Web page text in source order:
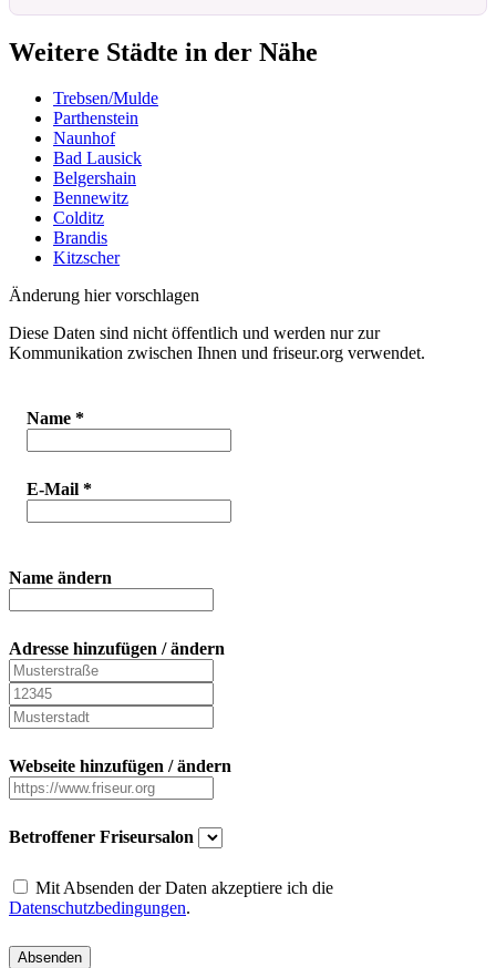
Weitere Städte in der Nähe
Trebsen/Mulde
Parthenstein
Naunhof
Bad Lausick
Belgershain
Bennewitz
Colditz
Brandis
Kitzscher
Änderung hier vorschlagen
Diese Daten sind nicht öffentlich und werden nur zur
Kommunikation zwischen Ihnen und friseur.org verwendet.
Name *
E-Mail *
Name ändern
Adresse hinzufügen / ändern
Webseite hinzufügen / ändern
Betroffener Friseursalon
Mit Absenden der Daten akzeptiere ich die
Datenschutzbedingungen.
Absenden